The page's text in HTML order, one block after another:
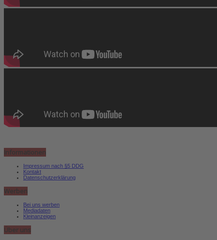
Informationen
Impressum nach §5 DDG
Kontakt
Datenschutzerklärung
Werben
Bei uns werben
Mediadaten
Kleinanzeigen
Über uns